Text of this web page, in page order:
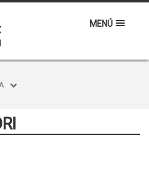
MENÚ